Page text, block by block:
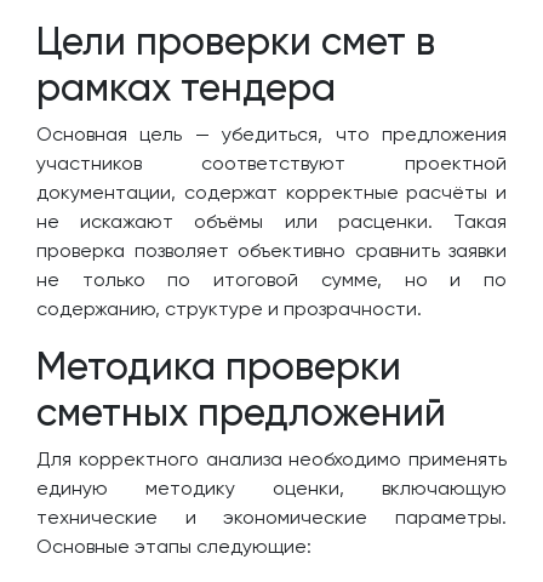
Цели проверки смет в
рамках тендера
Основная цель — убедиться, что предложения
участников соответствуют проектной
документации, содержат корректные расчёты и
не искажают объёмы или расценки. Такая
проверка позволяет объективно сравнить заявки
не только по итоговой сумме, но и по
содержанию, структуре и прозрачности.
Методика проверки
сметных предложений
Для корректного анализа необходимо применять
единую методику оценки, включающую
технические и экономические параметры.
Основные этапы следующие: